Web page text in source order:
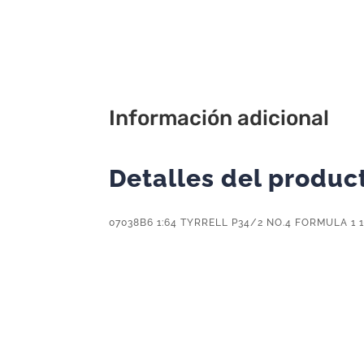
Información adicional
Detalles del
07038B6 1:64 TYRRELL P34/2 NO.4 FORMULA 1